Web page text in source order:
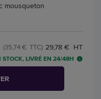
mousqueton
29,78 € HT
(35,74 € TTC)
STOCK, LIVRÉ EN 24/48H